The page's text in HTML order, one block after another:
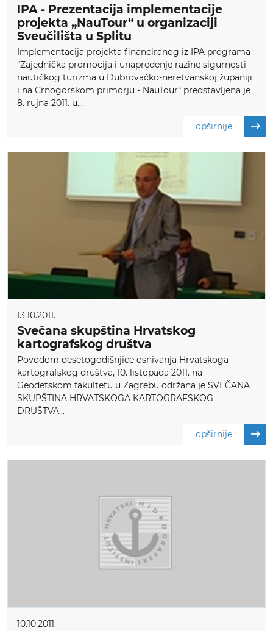
IPA - Prezentacija implementacije
projekta „NauTour“ u organizaciji
Sveučilišta u Splitu
Implementacija projekta financiranog iz IPA programa
“Zajednička promocija i unapređenje razine sigurnosti
nautičkog turizma u Dubrovačko-neretvanskoj županiji
i na Crnogorskom primorju - NauTour“ predstavljena je
8. rujna 2011. u...
opširnije
13.10.2011.
Svečana skupština Hrvatskog
kartografskog društva
Povodom desetogodišnjice osnivanja Hrvatskoga
kartografskog društva, 10. listopada 2011. na
Geodetskom fakultetu u Zagrebu održana je SVEČANA
SKUPŠTINA HRVATSKOGA KARTOGRAFSKOG
DRUŠTVA...
opširnije
10.10.2011.